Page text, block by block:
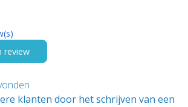
review
klanten door het schrijven van een